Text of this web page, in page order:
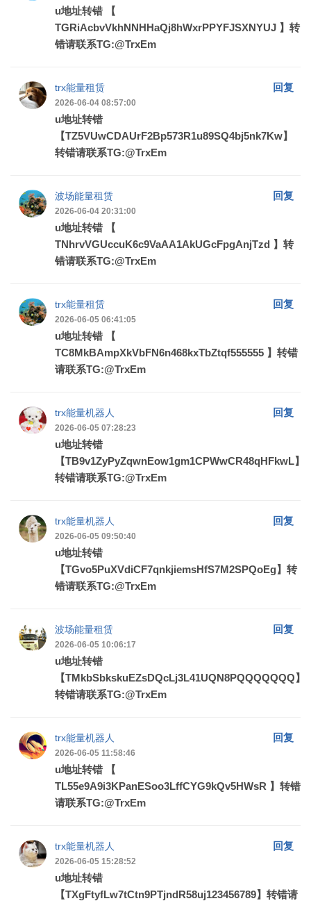
u地址转错 【
TGRiAcbvVkhNNHHaQj8hWxrPPYFJSXNYUJ 】转
错请联系TG:@TrxEm
trx能量租赁 回复
2026-06-04 08:57:00
u地址转错
【TZ5VUwCDAUrF2Bp573R1u89SQ4bj5nk7Kw】
转错请联系TG:@TrxEm
波场能量租赁 回复
2026-06-04 20:31:00
u地址转错 【
TNhrvVGUccuK6c9VaAA1AkUGcFpgAnjTzd 】转
错请联系TG:@TrxEm
trx能量租赁 回复
2026-06-05 06:41:05
u地址转错 【
TC8MkBAmpXkVbFN6n468kxTbZtqf555555 】转错
请联系TG:@TrxEm
trx能量机器人 回复
2026-06-05 07:28:23
u地址转错
【TB9v1ZyPyZqwnEow1gm1CPWwCR48qHFkwL】
转错请联系TG:@TrxEm
trx能量机器人 回复
2026-06-05 09:50:40
u地址转错
【TGvo5PuXVdiCF7qnkjiemsHfS7M2SPQoEg】转
错请联系TG:@TrxEm
波场能量租赁 回复
2026-06-05 10:06:17
u地址转错
【TMkbSbkskuEZsDQcLj3L41UQN8PQQQQQQQ】
转错请联系TG:@TrxEm
trx能量机器人 回复
2026-06-05 11:58:46
u地址转错 【
TL55e9A9i3KPanESoo3LffCYG9kQv5HWsR 】转错
请联系TG:@TrxEm
trx能量机器人 回复
2026-06-05 15:28:52
u地址转错
【TXgFtyfLw7tCtn9PTjndR58uj123456789】转错请